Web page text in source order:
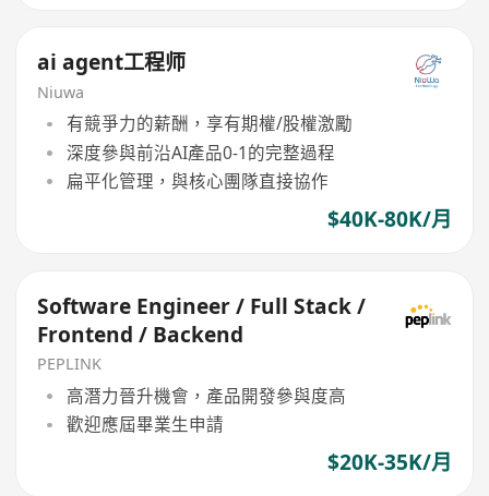
ai agent工程师
Niuwa
有競爭力的薪酬，享有期權/股權激勵
深度參與前沿AI產品0-1的完整過程
扁平化管理，與核心團隊直接協作
$40K-80K/月
Software Engineer / Full Stack /
Frontend / Backend
PEPLINK
高潛力晉升機會，產品開發參與度高
歡迎應屆畢業生申請
$20K-35K/月